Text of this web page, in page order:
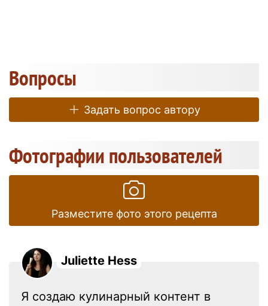
Вопросы
Задать вопрос автору
Фотографии пользователей
Разместите фото этого рецепта
Juliette Hess
Я создаю кулинарный контент в